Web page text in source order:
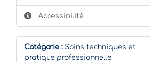
Accessibilité
Catégorie : Soins techniques et
pratique professionnelle